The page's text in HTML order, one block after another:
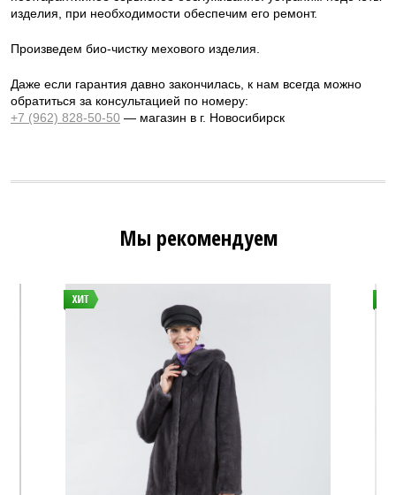
изделия, при необходимости обеспечим его ремонт.
Произведем био-чистку мехового изделия.
Даже если гарантия давно закончилась, к нам всегда можно
обратиться за консультацией по номеру:
+7 (962) 828-50-50 — магазин в г. Новосибирск
Мы рекомендуем